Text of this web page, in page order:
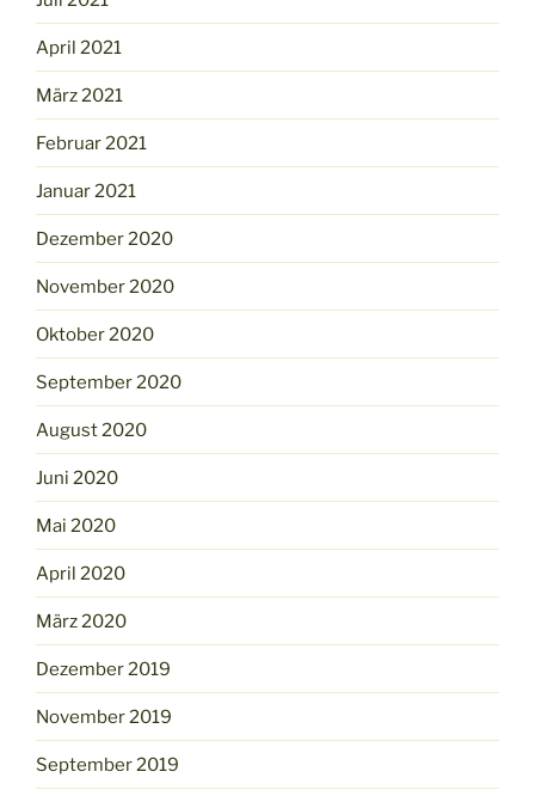
April 2021
März 2021
Februar 2021
Januar 2021
Dezember 2020
November 2020
Oktober 2020
September 2020
August 2020
Juni 2020
Mai 2020
April 2020
März 2020
Dezember 2019
November 2019
September 2019